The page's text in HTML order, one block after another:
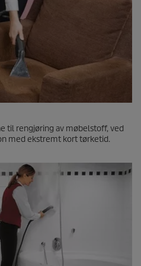
til rengjøring av møbelstoff, ved
med ekstremt kort tørketid.